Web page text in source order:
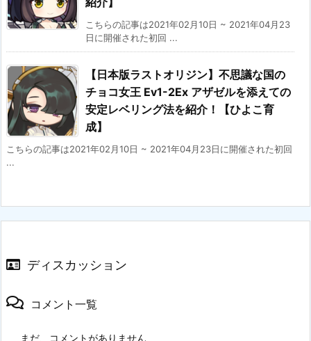
こちらの記事は2021年02月10日 ~ 2021年04月23
日に開催された初回 ...
【日本版ラストオリジン】不思議な国の
チョコ女王 Ev1-2Ex アザゼルを添えての
安定レベリング法を紹介！【ひよこ育
成】
こちらの記事は2021年02月10日 ~ 2021年04月23日に開催された初回
...
ディスカッション
コメント一覧
まだ、コメントがありません